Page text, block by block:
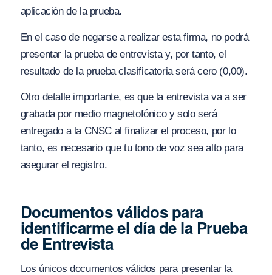
aplicación de la prueba.
En el caso de negarse a realizar esta firma, no podrá
presentar la prueba de entrevista y, por tanto, el
resultado de la prueba clasificatoria será cero (0,00).
Otro detalle importante, es que la entrevista va a ser
grabada por medio magnetofónico y solo será
entregado a la CNSC al finalizar el proceso, por lo
tanto, es necesario que tu tono de voz sea alto para
asegurar el registro.
Documentos válidos para
identificarme el día de la Prueba
de Entrevista
Los únicos documentos válidos para presentar la